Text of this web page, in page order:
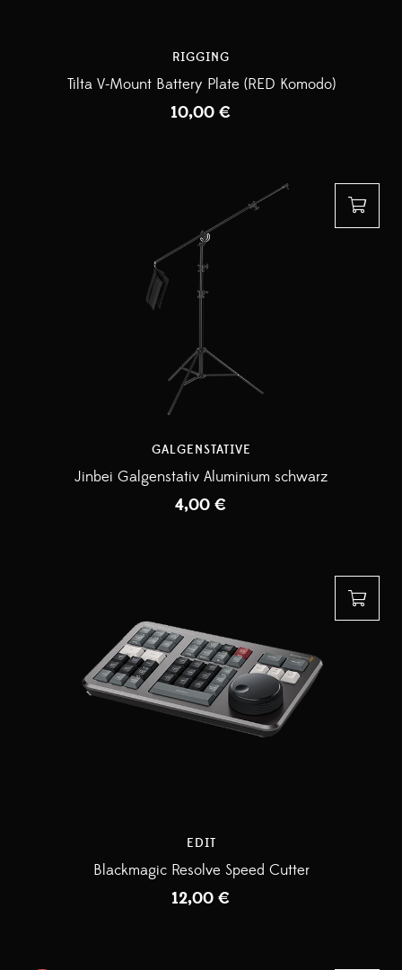
RIGGING
Tilta V-Mount Battery Plate (RED Komodo)
10,00 €
GALGENSTATIVE
Jinbei Galgenstativ Aluminium schwarz
4,00 €
EDIT
Blackmagic Resolve Speed Cutter
12,00 €